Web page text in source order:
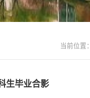
当前位置：
生毕业合影